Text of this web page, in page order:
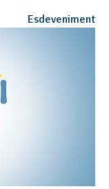
Esdeveniment